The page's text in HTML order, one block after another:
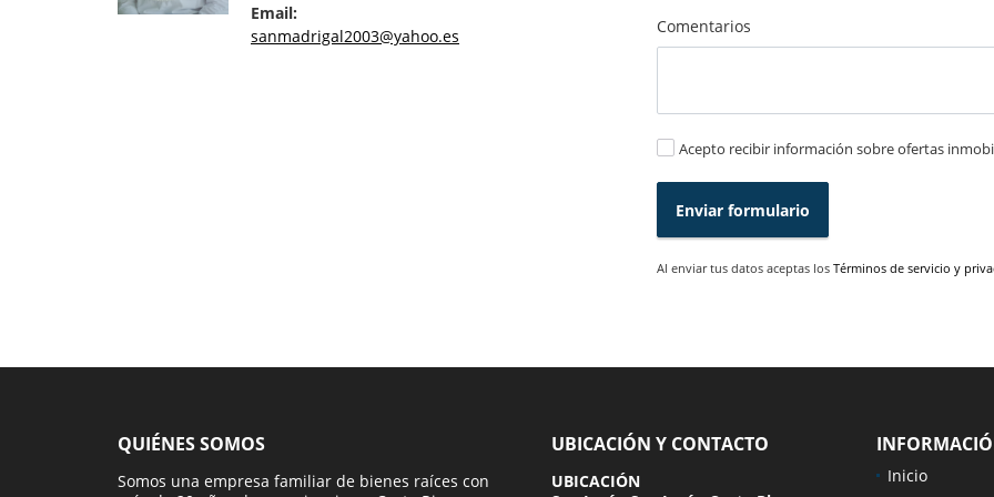
Email:
sanmadrigal2003@yahoo.es
Comentarios
Acepto recibir información sobre ofertas
Enviar formulario
Al enviar tus datos aceptas los Términos de servicio y
QUIÉNES SOMOS
Somos una empresa familiar de bienes raíces con
UBICACIÓN Y CONTACTO
UBICACIÓN
Inicio